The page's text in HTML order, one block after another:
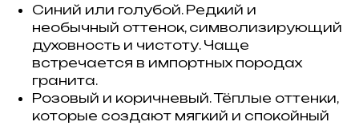
Синий или голубой. Редкий и
необычный оттенок, символизирующий
духовность и чистоту. Чаще
встречается в импортных породах
гранита.
Розовый и коричневый. Тёплые оттенки,
которые создают мягкий и спокойный